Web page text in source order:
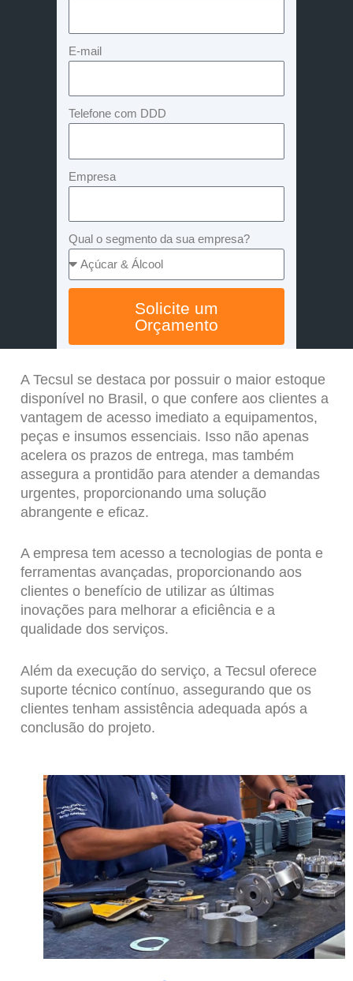
E-mail
Telefone com DDD
Empresa
Qual o segmento da sua empresa?
Solicite um
Orçamento
A Tecsul se destaca por possuir o maior estoque
disponível no Brasil, o que confere aos clientes a
vantagem de acesso imediato a equipamentos,
peças e insumos essenciais. Isso não apenas
acelera os prazos de entrega, mas também
assegura a prontidão para atender a demandas
urgentes, proporcionando uma solução
abrangente e eficaz.
A empresa tem acesso a tecnologias de ponta e
ferramentas avançadas, proporcionando aos
clientes o benefício de utilizar as últimas
inovações para melhorar a eficiência e a
qualidade dos serviços.
Além da execução do serviço, a Tecsul oferece
suporte técnico contínuo, assegurando que os
clientes tenham assistência adequada após a
conclusão do projeto.